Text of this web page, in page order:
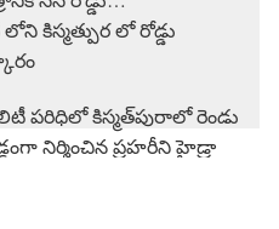
కిస్మత్పుర లో రోడ్డు
ప‌రిధిలో కిస్మ‌త్‌పురాలో రెండు
నిర్మించిన ప్ర‌హ‌రీని హైడ్రా